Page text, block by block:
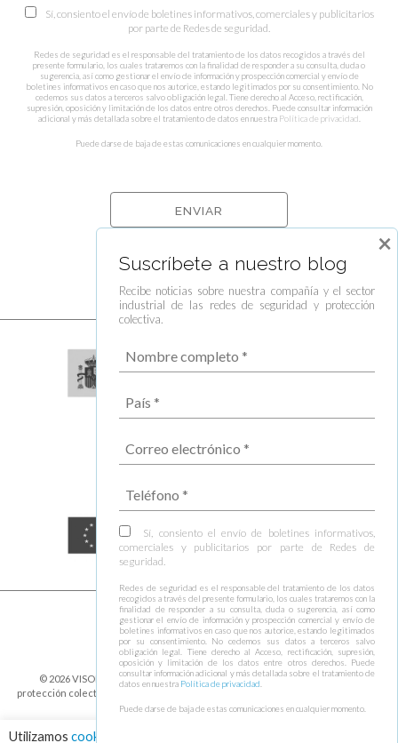
Sí, consiento el envío de boletines informativos, comerciales y publicitarios
por parte de Redes de seguridad.
Redes de seguridad es el responsable del tratamiento de los datos recogidos a través del
presente formulario, los cuales trataremos con la finalidad de responder a su consulta, duda o
sugerencia, así como gestionar el envío de información y prospección comercial y envío de
boletines informativos en caso que nos autorice, estando legitimados por su consentimiento. No
cedemos sus datos a terceros salvo obligación legal. Tiene derecho al Acceso, rectificación,
supresión, oposición y limitación de los datos entre otros derechos. Puede consultar información
adicional y más detallada sobre el tratamiento de datos en nuestra Política de privacidad
Puede darse de baja de estas comunicaciones en cualquier momento.
© 2026 VISOR FALL ARREST NETS Redes de seguridad y elementos de
protección colectiva ⁃
Política de cookies y protección de datos
envío⁃ Design byIxotype
Utilizamos cookies
Suscríbete a nuestro blog
Recibe noticias sobre nuestra compañía y el sector
industrial de las redes de seguridad y protección
colectiva.
Sí, consiento el envío de boletines informativos,
comerciales y publicitarios por parte de Redes de
seguridad.
Redes de seguridad es el responsable del tratamiento de los datos
recogidos a través del presente formulario, los cuales trataremos con la
finalidad de responder a su consulta, duda o sugerencia, así como
gestionar el envío de información y prospección comercial y envío de
boletines informativos en caso que nos autorice, estando legitimados
por su consentimiento. No cedemos sus datos a terceros salvo
obligación legal. Tiene derecho al Acceso, rectificación, supresión,
oposición y limitación de los datos entre otros derechos. Puede
consultar información adicional y más detallada sobre el tratamiento de
datos en nuestra Política de privacidad
Puede darse de baja de estas comunicaciones en cualquier momento.
×